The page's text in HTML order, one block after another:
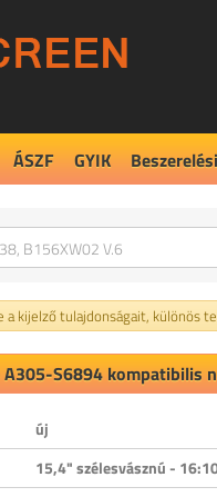
ÁSZF GYIK
a kijelző tulajdonságait, különös
S6894 kompatibilis
új
15,4" szélesvásznú -